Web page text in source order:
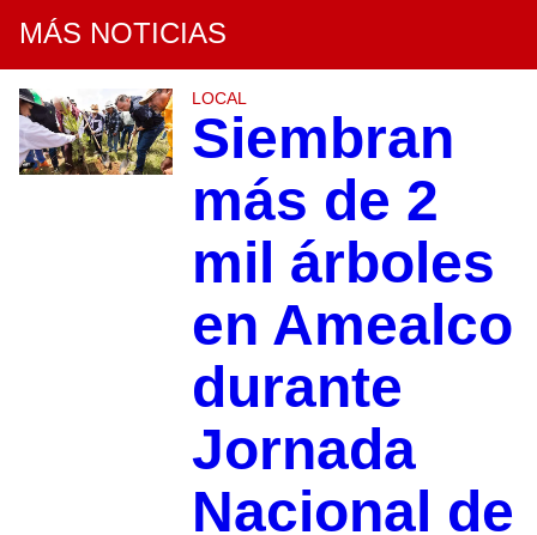
MÁS NOTICIAS
LOCAL
Siembran
más de 2
mil árboles
en Amealco
durante
Jornada
Nacional de